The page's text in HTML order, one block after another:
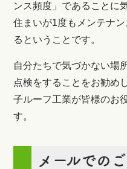
ンス頻度」であることに
住まいが1度もメンテナ
るということです。
自分たちで気づかない場
点検をすることをお勧め
子ルーフ工業が皆様のお
す。
メールでの